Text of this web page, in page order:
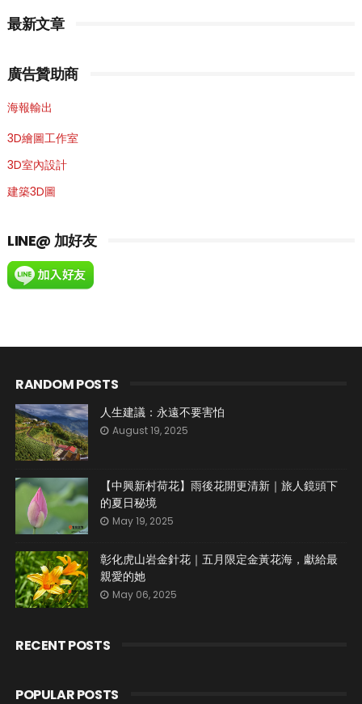
最新文章
廣告贊助商
海報輸出
3D繪圖工作室
3D室內設計
建築3D圖
LINE@ 加好友
RANDOM POSTS
人生建議：永遠不要害怕
August 19, 2025
【中興新村荷花】雨後花開更清新｜旅人鏡頭下
的夏日秘境
May 19, 2025
彰化虎山岩金針花｜五月限定金黃花海，獻給最
親愛的她
May 06, 2025
RECENT POSTS
POPULAR POSTS